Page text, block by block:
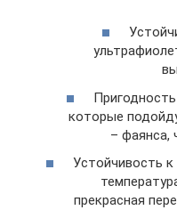
которые
– фаянса,
Устойчивость
прекрасная